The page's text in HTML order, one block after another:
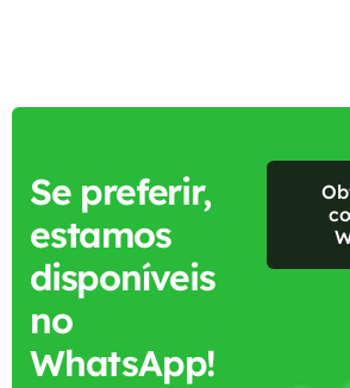
Se preferir,
estamos
disponíveis
no
WhatsApp!